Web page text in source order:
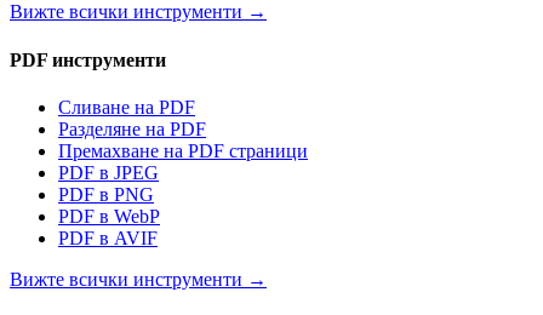
Вижте всички инструменти →
PDF инструменти
Сливане на PDF
Разделяне на PDF
Премахване на PDF страници
PDF в JPEG
PDF в PNG
PDF в WebP
PDF в AVIF
Вижте всички инструменти →